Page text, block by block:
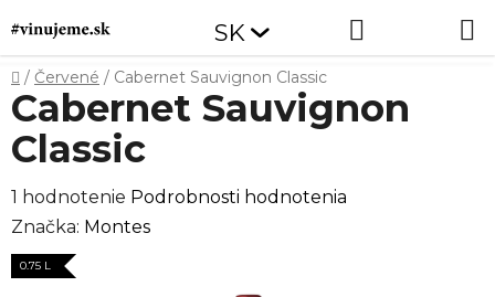
na
obsah
SK
Domov
/ Červené / Cabernet Sauvignon Classic
Cabernet Sauvignon
Classic
Priemerné
hodnotenie
produktu
je
1 hodnotenie Podrobnosti hodnotenia
Značka: Montes
0.75 L